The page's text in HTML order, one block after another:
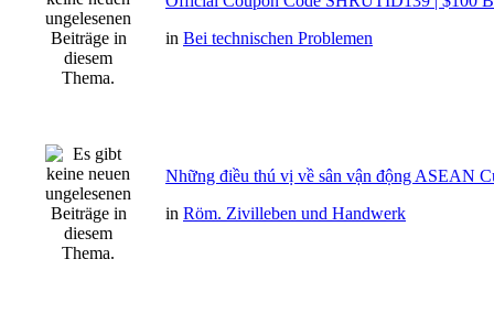
in Bei technischen Problemen
Những điều thú vị về sân vận động ASEAN
in Röm. Zivilleben und Handwerk